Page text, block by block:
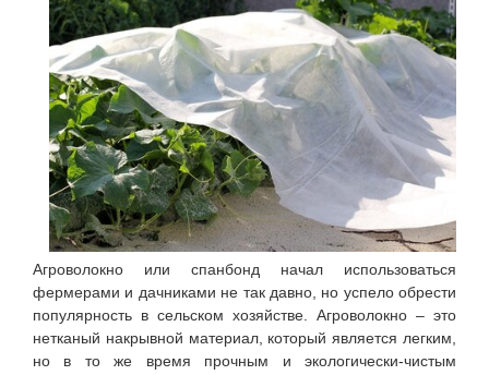
Агроволокно или спанбонд начал использоваться
фермерами и дачниками не так давно, но успело обрести
популярность в сельском хозяйстве. Агроволокно – это
нетканый накрывной материал, который является легким,
но в то же время прочным и экологически-чистым